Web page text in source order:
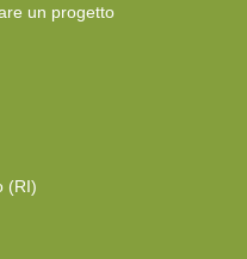
un progetto
(RI)